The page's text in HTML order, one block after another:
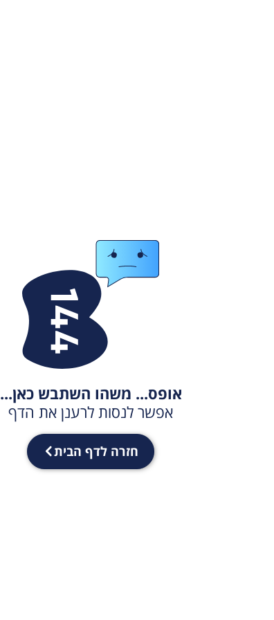
אופס... משהו השתבש כאן...
אפשר לנסות לרענן את הדף
חזרה לדף הבית